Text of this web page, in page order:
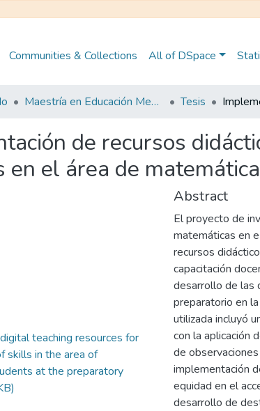
Communities & Collections All of DSpace
Maestría en Educación Mención en Pedagogía en Entornos Digitales Tesis
de recursos
en el área de
teaching resources for
skills in the area of
at the preparatory
Abstract
El proyecto de
matemáticas en
recursos
capacitación
desarrollo de las
preparatorio en
utilizada incluyó
con la aplicación
de
implementación
equidad en el
desarrollo de